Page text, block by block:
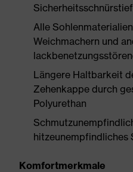
Alle
Weichmachern und
Längere Haltbarkeit
Zehenkappe durch
Polyurethan
hitzeunempfindliches
Komfortmerkmale